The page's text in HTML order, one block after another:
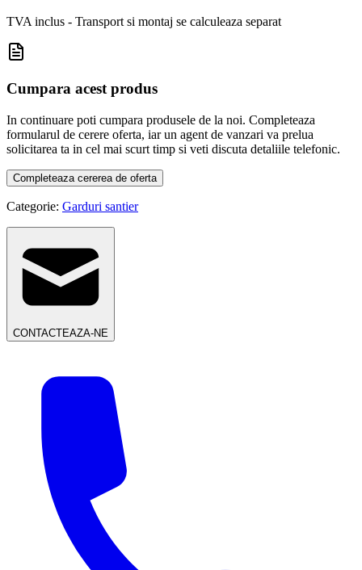
TVA inclus - Transport si montaj se calculeaza separat
Cumpara acest produs
In continuare poti cumpara produsele de la noi. Completeaza
formularul de cerere oferta, iar un agent de vanzari va prelua
solicitarea ta in cel mai scurt timp si veti discuta detaliile telefonic.
Completeaza cererea de oferta
Categorie: Garduri santier
CONTACTEAZA-NE